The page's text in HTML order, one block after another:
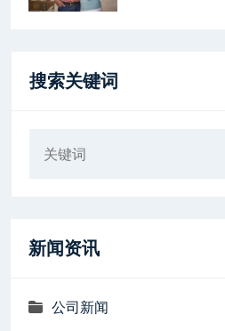
搜索关键词
新闻资讯
公司新闻